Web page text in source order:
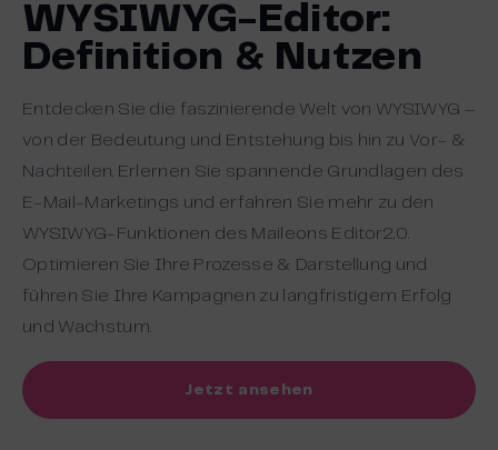
WYSIWYG-Editor:
Definition & Nutzen
Entdecken Sie die faszinierende Welt von WYSIWYG –
von der Bedeutung und Entstehung bis hin zu Vor- &
Nachteilen. Erlernen Sie spannende Grundlagen des
E-Mail-Marketings und erfahren Sie mehr zu den
WYSIWYG-Funktionen des Maileons Editor2.0.
Optimieren Sie Ihre Prozesse & Darstellung und
führen Sie Ihre Kampagnen zu langfristigem Erfolg
und Wachstum.
Jetzt ansehen